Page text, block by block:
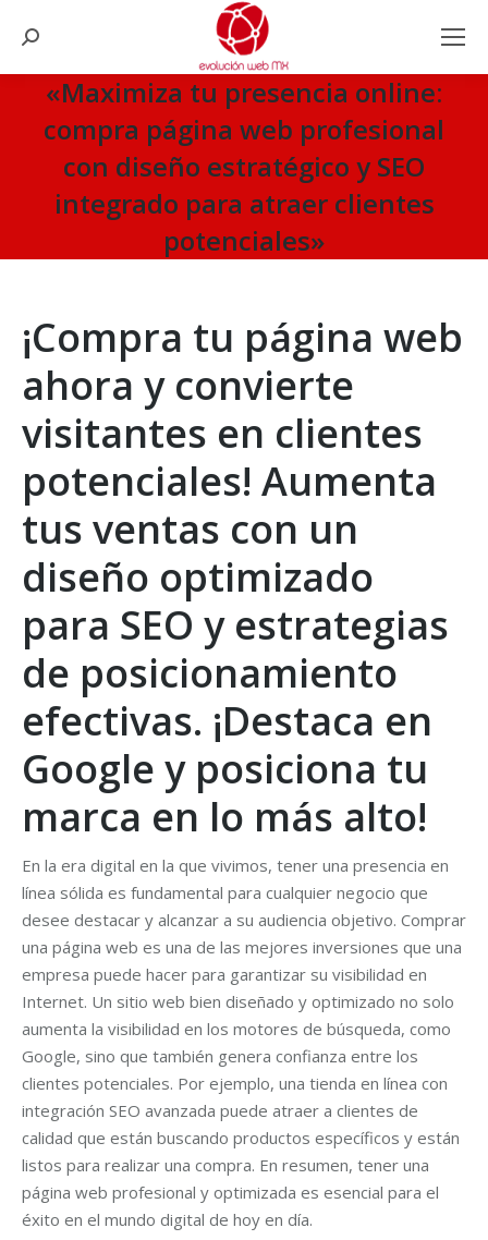
Search:
«Maximiza tu presencia online:
compra página web profesional
con diseño estratégico y SEO
integrado para atraer clientes
potenciales»
¡Compra tu página web
ahora y convierte
visitantes en clientes
potenciales! Aumenta
tus ventas con un
diseño optimizado
para SEO y estrategias
de posicionamiento
efectivas. ¡Destaca en
Google y posiciona tu
marca en lo más alto!
En la era digital en la que vivimos, tener una presencia en
línea sólida es fundamental para cualquier negocio que
desee destacar y alcanzar a su audiencia objetivo. Comprar
una página web es una de las mejores inversiones que una
empresa puede hacer para garantizar su visibilidad en
Internet. Un sitio web bien diseñado y optimizado no solo
aumenta la visibilidad en los motores de búsqueda, como
Google, sino que también genera confianza entre los
clientes potenciales. Por ejemplo, una tienda en línea con
integración SEO avanzada puede atraer a clientes de
calidad que están buscando productos específicos y están
listos para realizar una compra. En resumen, tener una
página web profesional y optimizada es esencial para el
éxito en el mundo digital de hoy en día.